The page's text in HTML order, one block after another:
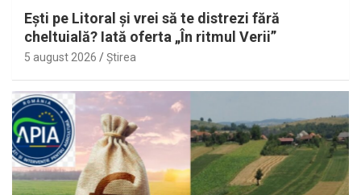
Eşti pe Litoral şi vrei să te distrezi fără
cheltuială? Iată oferta „În ritmul Verii”
5 august 2026 Ştirea